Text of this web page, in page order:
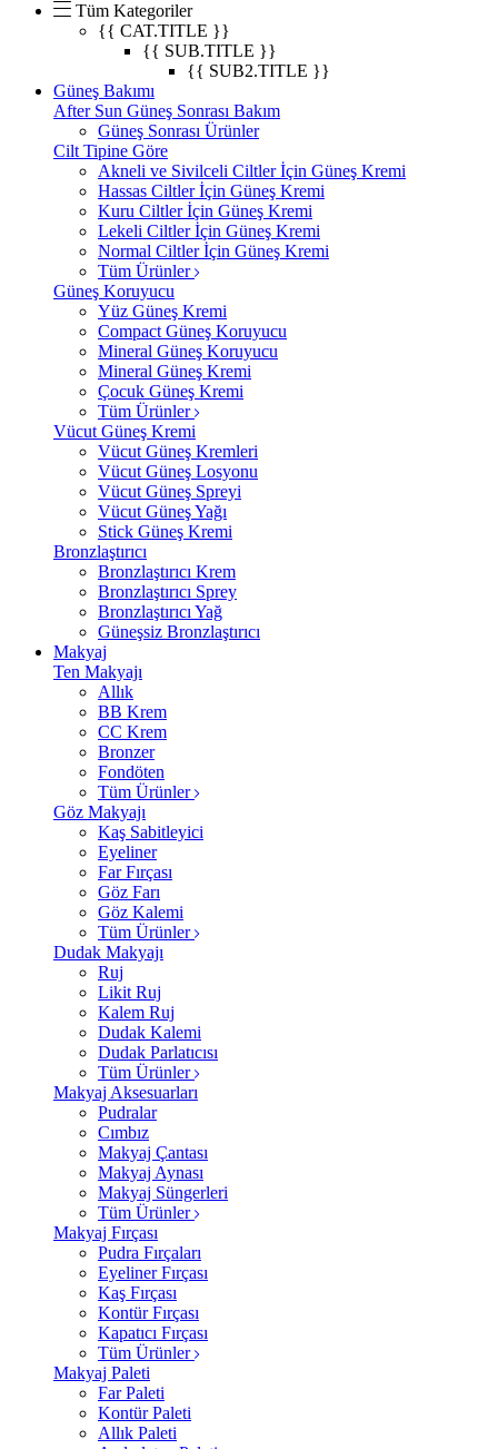
Tüm Kategoriler
{{ CAT.TITLE }}
{{ SUB.TITLE }}
{{ SUB2.TITLE }}
Güneş Bakımı
After Sun Güneş Sonrası Bakım
Güneş Sonrası Ürünler
Cilt Tipine Göre
Akneli ve Sivilceli Ciltler İçin Güneş Kremi
Hassas Ciltler İçin Güneş Kremi
Kuru Ciltler İçin Güneş Kremi
Lekeli Ciltler İçin Güneş Kremi
Normal Ciltler İçin Güneş Kremi
Tüm Ürünler
Güneş Koruyucu
Yüz Güneş Kremi
Compact Güneş Koruyucu
Mineral Güneş Koruyucu
Mineral Güneş Kremi
Çocuk Güneş Kremi
Tüm Ürünler
Vücut Güneş Kremi
Vücut Güneş Kremleri
Vücut Güneş Losyonu
Vücut Güneş Spreyi
Vücut Güneş Yağı
Stick Güneş Kremi
Bronzlaştırıcı
Bronzlaştırıcı Krem
Bronzlaştırıcı Sprey
Bronzlaştırıcı Yağ
Güneşsiz Bronzlaştırıcı
Makyaj
Ten Makyajı
Allık
BB Krem
CC Krem
Bronzer
Fondöten
Tüm Ürünler
Göz Makyajı
Kaş Sabitleyici
Eyeliner
Far Fırçası
Göz Farı
Göz Kalemi
Tüm Ürünler
Dudak Makyajı
Ruj
Likit Ruj
Kalem Ruj
Dudak Kalemi
Dudak Parlatıcısı
Tüm Ürünler
Makyaj Aksesuarları
Pudralar
Cımbız
Makyaj Çantası
Makyaj Aynası
Makyaj Süngerleri
Tüm Ürünler
Makyaj Fırçası
Pudra Fırçaları
Eyeliner Fırçası
Kaş Fırçası
Kontür Fırçası
Kapatıcı Fırçası
Tüm Ürünler
Makyaj Paleti
Far Paleti
Kontür Paleti
Allık Paleti